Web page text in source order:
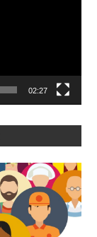
02:27